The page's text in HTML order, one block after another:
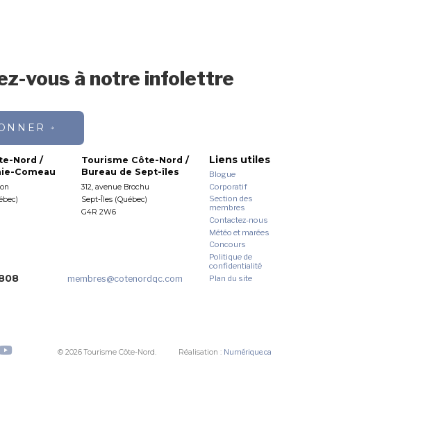
vous à notre infolettre
Nord /
Comeau
Tourisme Côte-Nord /
Bureau de Sept-îles
312, avenue Brochu
Sept-Îles (Québec)
G4R 2W6
Liens utiles
Blogue
Corporatif
Section des
membres
Contactez-nous
Météo et marées
Concours
Politique de
confidentialité
Plan du site
membres@cotenordqc.com
© 2026 Tourisme Côte-Nord. Réalisation : Numérique.ca